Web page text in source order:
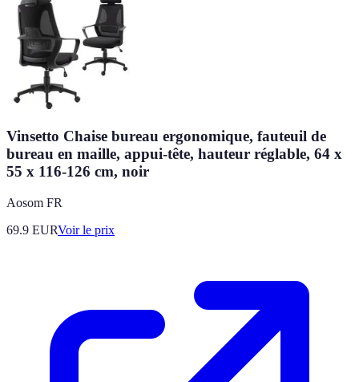
Vinsetto Chaise bureau ergonomique, fauteuil de
bureau en maille, appui-tête, hauteur réglable, 64 x
55 x 116-126 cm, noir
Aosom FR
69.9 EURVoir le prix